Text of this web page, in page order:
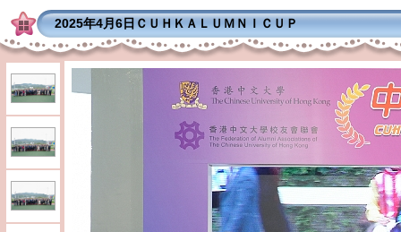
2025年4月6日ＣＵＨＫＡＬＵＭＮＩＣＵＰ